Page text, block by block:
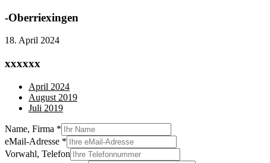
-Oberriexingen
18. April 2024
xxxxxx
April 2024
August 2019
Juli 2019
Name, Firma *
eMail-Adresse *
Vorwahl, Telefon